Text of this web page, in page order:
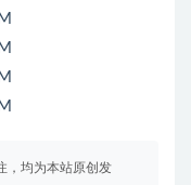
，均为本站原创发